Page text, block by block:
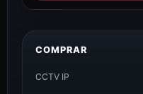
COMPRAR
CCTV IP